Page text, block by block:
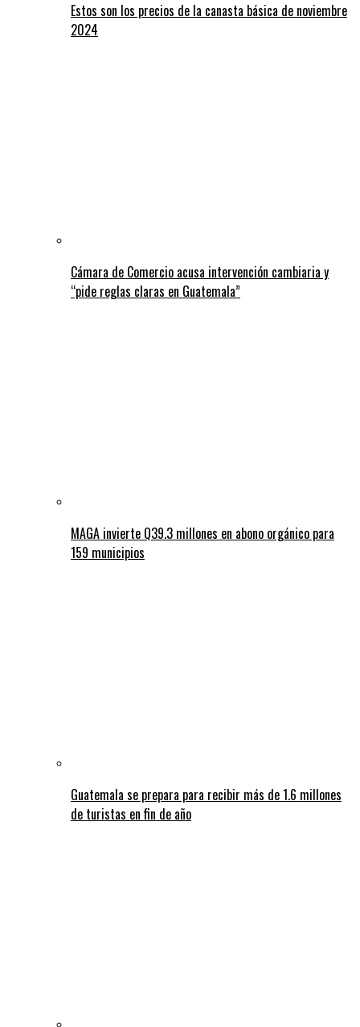
Estos son los precios de la canasta básica de noviembre
2024
Cámara de Comercio acusa intervención cambiaria y
“pide reglas claras en Guatemala”
MAGA invierte Q39.3 millones en abono orgánico para
159 municipios
Guatemala se prepara para recibir más de 1.6 millones
de turistas en fin de año